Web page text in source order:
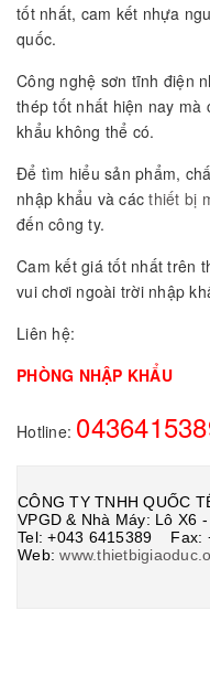
tốt nhất, cam kết nhựa
quốc.
Công nghệ sơn tĩnh điện
thép tốt nhất hiện nay mà
khẩu không thể có.
Để tìm hiểu sản phẩm,
nhập khẩu và cácthiết bị
đến công ty.
Cam kết giá tốt nhất trên
vui chơi ngoài trời nhập
Liên hệ:
PHÒNG NHẬP KHẨU
Hotline:
CÔNG TY TNHH QUỐC
VPGD & Nhà Máy: Lô X6
Tel: +043 6415389
Web: